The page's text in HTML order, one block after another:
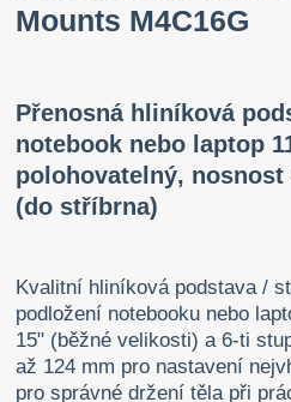
Mounts M4C16G
Přenosná hliníková
notebook nebo laptop
polohovatelný, nosnost
(do stříbrna)
Kvalitní hliníková podstava /
podložení notebooku nebo
15" (běžné velikosti) a 6-ti
až 124 mm pro nastavení
pro správné držení těla při